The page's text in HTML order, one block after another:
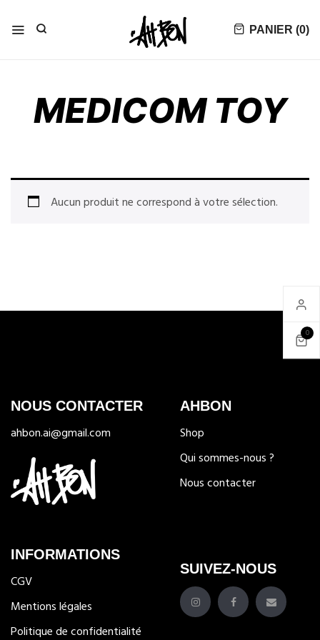
PANIER (0)
MEDICOM TOY
Aucun produit ne correspond à votre sélection.
NOUS CONTACTER
ahbon.ai@gmail.com
AHBON
Shop
Qui sommes-nous ?
Nous contacter
INFORMATIONS
CGV
Mentions légales
Politique de confidentialité
SUIVEZ-NOUS
0